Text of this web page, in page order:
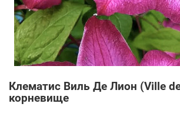
Клематис Виль Де Лион (Ville
корневище